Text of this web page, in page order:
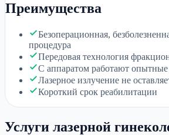
Преимущества
Безоперационная,
процедура
Передовая технология
С аппаратом работают опытные
Лазерное излучение не
Короткий срок реабилитации
Услуги лазерной